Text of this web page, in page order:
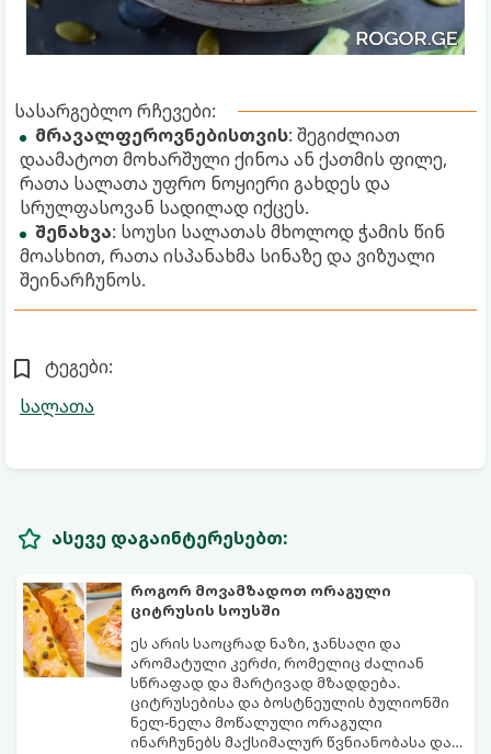
სასარგებლო რჩევები:
მრავალფეროვნებისთვის: შეგიძლიათ
დაამატოთ მოხარშული ქინოა ან ქათმის ფილე,
რათა სალათა უფრო ნოყიერი გახდეს და
სრულფასოვან სადილად იქცეს.
შენახვა: სოუსი სალათას მხოლოდ ჭამის წინ
მოასხით, რათა ისპანახმა სინაზე და ვიზუალი
შეინარჩუნოს.
ტეგები:
სალათა
ასევე დაგაინტერესებთ:
როგორ მოვამზადოთ ორაგული
ციტრუსის სოუსში
ეს არის საოცრად ნაზი, ჯანსაღი და
არომატული კერძი, რომელიც ძალიან
სწრაფად და მარტივად მზადდება.
ციტრუსებისა და ბოსტნეულის ბულიონში
ნელ-ნელა მოწალული ორაგული
ინარჩუნებს მაქსიმალურ წვნიანობასა და